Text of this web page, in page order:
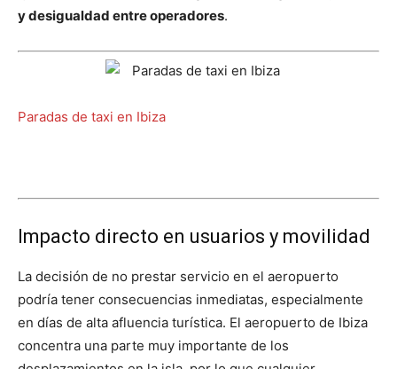
y desigualdad entre operadores.
Paradas de taxi en Ibiza
Impacto directo en usuarios y movilidad
La decisión de no prestar servicio en el aeropuerto
podría tener consecuencias inmediatas, especialmente
en días de alta afluencia turística. El aeropuerto de Ibiza
concentra una parte muy importante de los